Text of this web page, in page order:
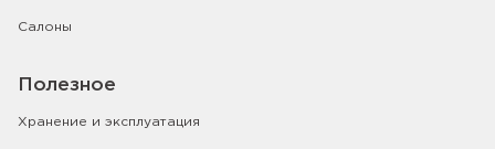
Салоны
Полезное
Хранение и эксплуатация